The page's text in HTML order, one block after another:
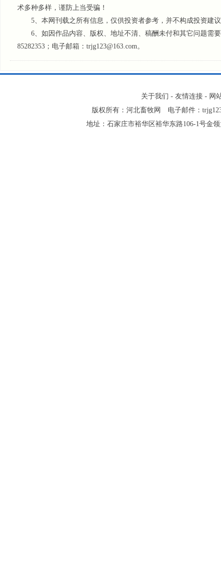
术多种多样，谨防上当受骗！
5、本网刊载之所有信息，仅供投资者参考 ，并不构成投资建
6、如因作品内容、版权、地址不清、稿酬未付和其它问题需要
85282353；电子邮箱：trjg123@163.com。
关于我们 - 友情连接 - 网
版权所有：河北畜牧网 电子邮件：
地址：石家庄市裕华区裕华东路106-1号金领